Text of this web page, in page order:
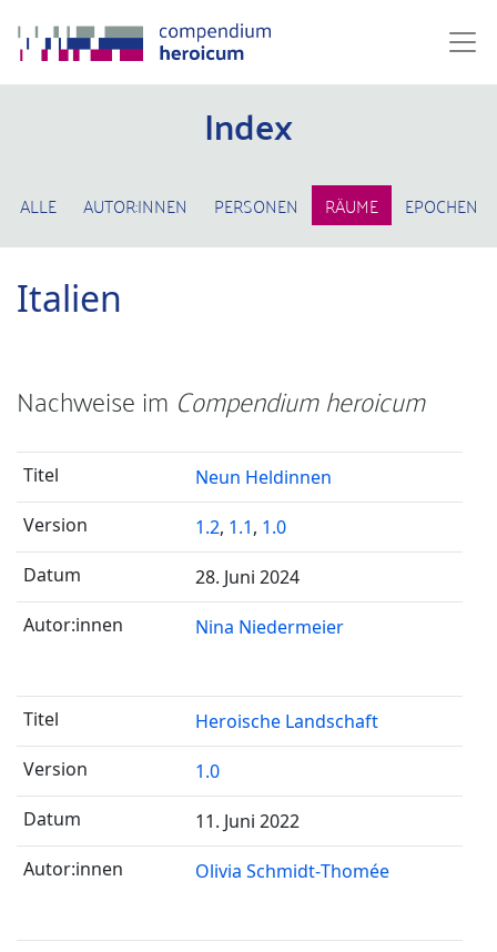
Index
ALLE AUTOR:INNEN PERSONEN RÄUME EPOCHEN
Italien
Nachweise im Compendium heroicum
Neun Heldinnen
1.2, 1.1, 1.0
28. Juni 2024
Nina Niedermeier
Heroische Landschaft
1.0
11. Juni 2022
Olivia Schmidt-Thomée